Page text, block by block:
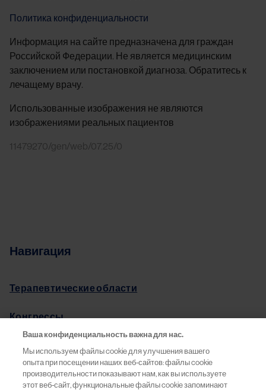
Политика конфиденциальности
Информация на сайте предназначена для граждан
Российской Федерации. Не является медицинским
заключением или постановкой диагноза. Обратитесь к
лечащему врачу.
Использованные изображения не являются
изображениями реальных пациентов
11479270/gen/web/07.25/0
Навигация
Терапевтические области
Конгрессы
Информация о препаратах
Ваша конфиденциальность важна для нас.
Мы используем файлы cookie для улучшения вашего
опыта при посещении наших веб-сайтов: файлы cookie
производительности показывают нам, как вы используете
этот веб-сайт, функциональные файлы cookie запоминают